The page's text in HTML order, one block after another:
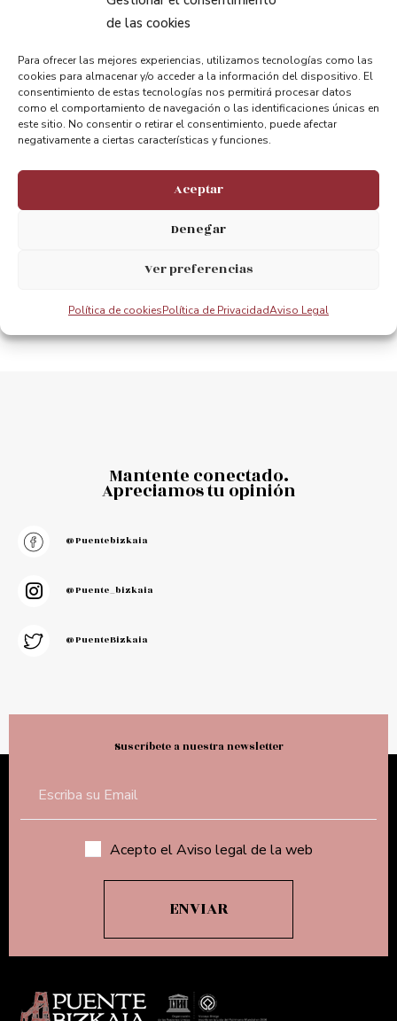
de las cookies
Para ofrecer las mejores experiencias, utilizamos tecnologías como las
cookies para almacenar y/o acceder a la información del dispositivo. El
consentimiento de estas tecnologías nos permitirá procesar datos
como el comportamiento de navegación o las identificaciones únicas en
este sitio. No consentir o retirar el consentimiento, puede afectar
negativamente a ciertas características y funciones.
Aceptar
Denegar
Ver preferencias
Política de cookiesPolítica de PrivacidadAviso Legal
Conferencia: Puente Bizkaia – Modelo de desarrollo sostenible 18 de Mayo, Día International de los Museos – La sostenibilidad en las raíces de los museos
Mantente conectado.
Apreciamos tu opinión
@puentebizkaia
@puente_bizkaia
@PuenteBizkaia
Suscríbete a nuestra newsletter
Acepto el Aviso legal de la web